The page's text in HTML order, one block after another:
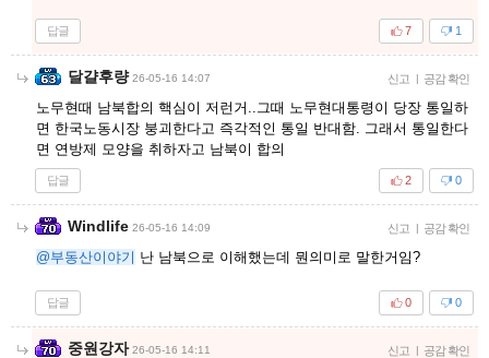
답글 1
7
달걀후량 26-05-16 14:07 신고 | 공감 확인
노무현때 남북합의 핵심이 저런거..그때 노무현대통령이 당장 통일하
면 한국노동시장 붕괴한다고 즉각적인 통일 반대함. 그래서 통일한다
면 연방제 모양을 취하자고 남북이 합의
답글 0
2
Windlife 26-05-16 14:09 신고 | 공감 확인
@부동산이야기 난 남북으로 이해했는데 뭔의미로 말한거임?
답글 0
0
중원강자 26-05-16 14:11 신고 | 공감 확인